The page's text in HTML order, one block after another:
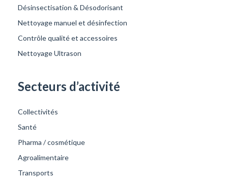
Désinsectisation & Désodorisant
Nettoyage manuel et désinfection
Contrôle qualité et accessoires
Nettoyage Ultrason
Secteurs d’activité
Collectivités
Santé
Pharma / cosmétique
Agroalimentaire
Transports